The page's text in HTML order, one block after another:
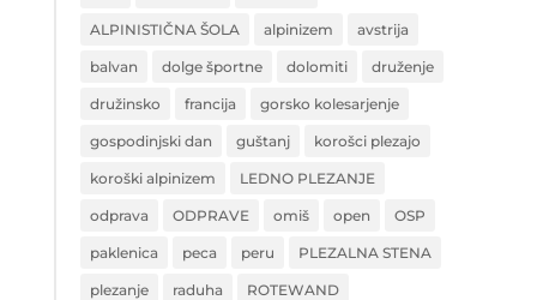
ALPINISTIČNA ŠOLA alpinizem avstrija
balvan dolge športne dolomiti druženje
družinsko francija gorsko kolesarjenje
gospodinjski dan guštanj korošci plezajo
koroški alpinizem LEDNO PLEZANJE
odprava ODPRAVE omiš open OSP
paklenica peca peru PLEZALNA STENA
plezanje raduha ROTEWAND